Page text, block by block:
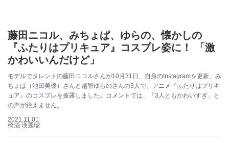
藤田ニコル、みちょぱ、ゆらの、懐かしの
『ふたりはプリキュア』コスプレ姿に！ 「激
かわいいんだけど」
モデルでタレントの藤田ニコルさんが10月31日、自身のInstagramを更新。み
ちょぱ（池田美優）さんと越智ゆらのさんの3人で、アニメ『ふたりはプリキ
ュア』のコスプレを披露しました。コメントでは、「3人ともかわいすぎ」と
の声が絶えません。
2021.11.01
橋酒 瑛麗瑠